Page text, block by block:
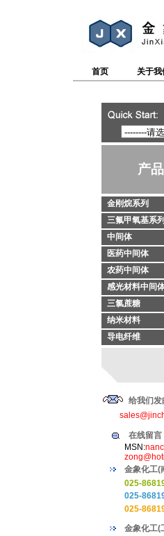
首页 关于我
产
金刚烷系列
三氟甲氧基系
中间体
医药中间体
农药中间体
感光材料中间
三氯蔗糖
纳米材料
导电纤维
给我们发
在线留言
MSN:
金象化工(
025-
025-
025-
金象化工(